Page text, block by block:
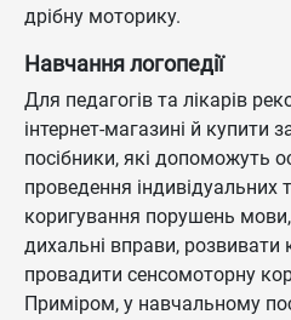
дрібну моторику.
Навчання логопедії
Для педагогів та лікарів
інтернет-магазині й купити
посібники, які допоможуть
проведення індивідуальних
коригування порушень
дихальні вправи, розвивати
провадити сенсомоторну
Приміром, у навчальному